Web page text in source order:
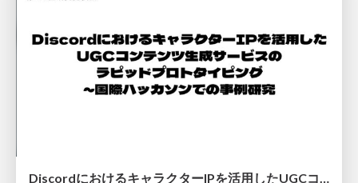
DiscordにおけるキャラクターIPを活用したUGCコンテンツ生成サービスの ラピッドプロトタイピング ～国際ハッカソンでの事例研究